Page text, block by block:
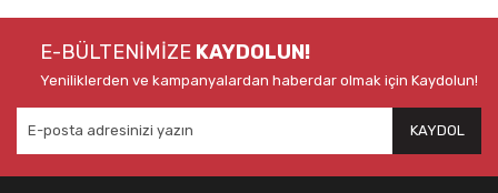
E-BÜLTENİMİZE KAYDOLUN!
Yeniliklerden ve kampanyalardan haberdar olmak için Kaydolun!
KAYDOL